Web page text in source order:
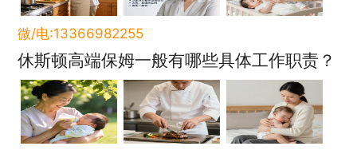
微/电:13366982255
休斯顿高端保姆一般有哪些具体工作职责？